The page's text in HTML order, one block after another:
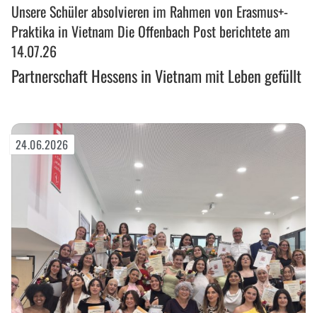
Hessens
in
Vietnam
mit
Leben
Unsere Schüler absolvieren im Rahmen von Erasmus+-
Praktika in Vietnam Die Offenbach Post berichtete am
14.07.26
Partnerschaft Hessens in Vietnam mit Leben gefüllt
24.06.2026